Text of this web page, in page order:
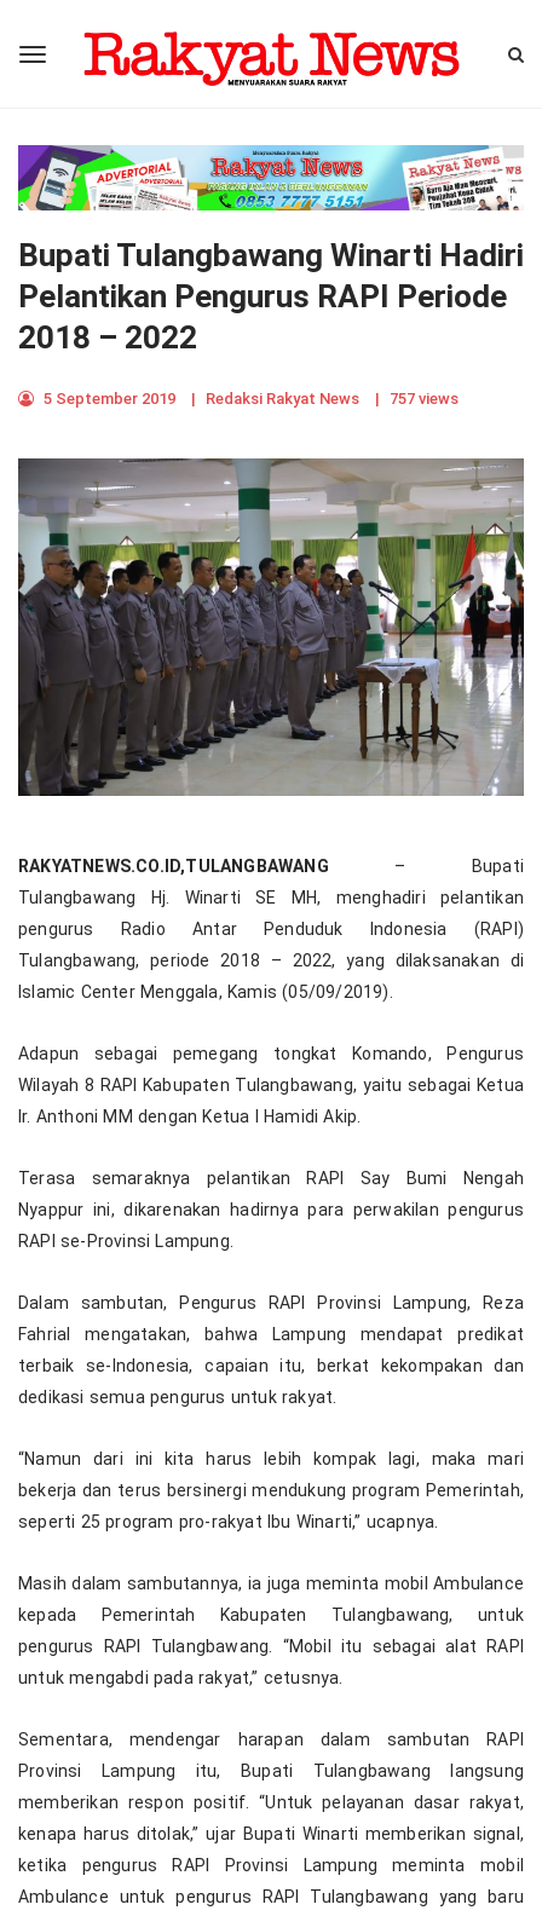
Bupati Tulangbawang Winarti Hadiri
Pelantikan Pengurus RAPI Periode
2018 – 2022
5 September 2019 | Redaksi Rakyat News | 757 views
RAKYATNEWS.CO.ID,TULANGBAWANG – Bupati
Tulangbawang Hj. Winarti SE MH, menghadiri pelantikan
pengurus Radio Antar Penduduk Indonesia (RAPI)
Tulangbawang, periode 2018 – 2022, yang dilaksanakan di
Islamic Center Menggala, Kamis (05/09/2019).
Adapun sebagai pemegang tongkat Komando, Pengurus
Wilayah 8 RAPI Kabupaten Tulangbawang, yaitu sebagai Ketua
Ir. Anthoni MM dengan Ketua I Hamidi Akip.
Terasa semaraknya pelantikan RAPI Say Bumi Nengah
Nyappur ini, dikarenakan hadirnya para perwakilan pengurus
RAPI se-Provinsi Lampung.
Dalam sambutan, Pengurus RAPI Provinsi Lampung, Reza
Fahrial mengatakan, bahwa Lampung mendapat predikat
terbaik se-Indonesia, capaian itu, berkat kekompakan dan
dedikasi semua pengurus untuk rakyat.
“Namun dari ini kita harus lebih kompak lagi, maka mari
bekerja dan terus bersinergi mendukung program Pemerintah,
seperti 25 program pro-rakyat Ibu Winarti,” ucapnya.
Masih dalam sambutannya, ia juga meminta mobil Ambulance
kepada Pemerintah Kabupaten Tulangbawang, untuk
pengurus RAPI Tulangbawang. “Mobil itu sebagai alat RAPI
untuk mengabdi pada rakyat,” cetusnya.
Sementara, mendengar harapan dalam sambutan RAPI
Provinsi Lampung itu, Bupati Tulangbawang langsung
memberikan respon positif. “Untuk pelayanan dasar rakyat,
kenapa harus ditolak,” ujar Bupati Winarti memberikan signal,
ketika pengurus RAPI Provinsi Lampung meminta mobil
Ambulance untuk pengurus RAPI Tulangbawang yang baru